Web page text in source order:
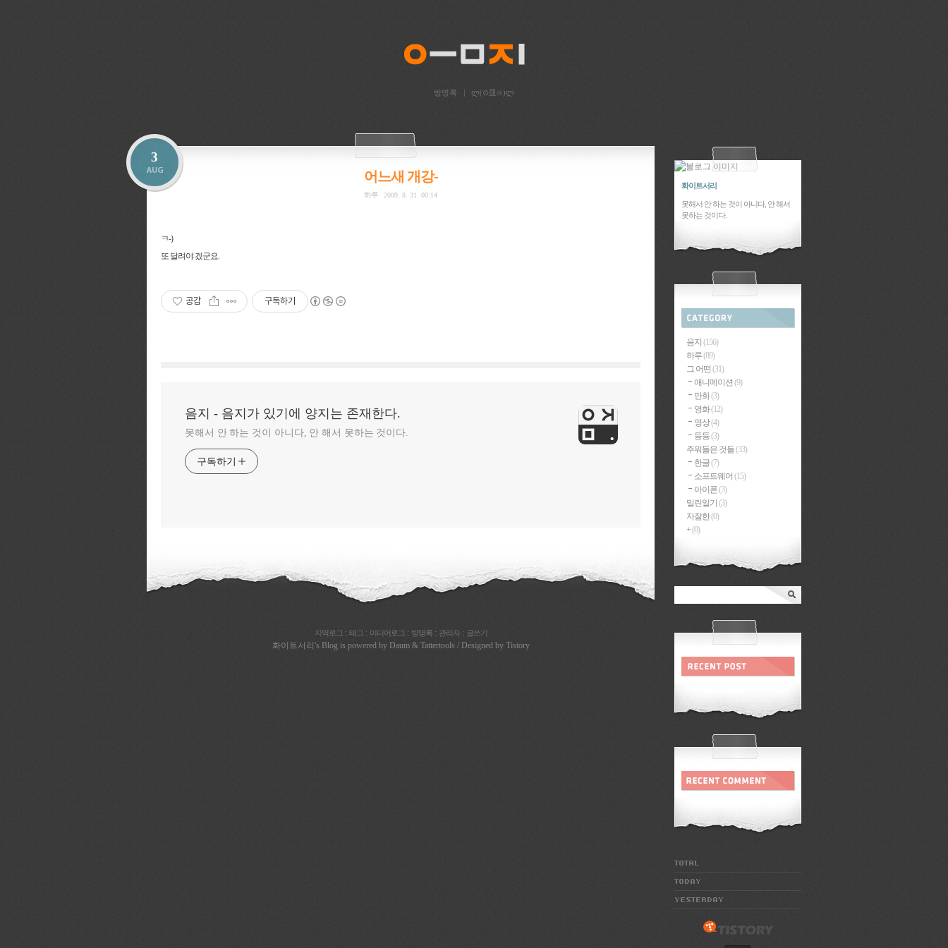
방명록 ლ(⊙皿⊙)ლ
3
어느새 개강-
하루 2009. 8. 31. 00:14
ㅋ-)
또 달려야 겠군요.
공감 구독하기
음지 - 음지가 있기에 양지는 존재한다.
못해서 안 하는 것이 아니다, 안 해서 못하는 것이다.
구독하기
지역로그: 태그: 미디어로그: 방명록: 관리자: 글쓰기
화이트서리 's Blog is powered by Daum& Tattertools / Designed by Tistory
화이트서리
못해서 안 하는 것이 아니다, 안 해서
못하는 것이다.
음지 (156)
하루(89)
그 어떤 (31)
애니메이션 (9)
만화(3)
영화(12)
영상(4)
등등(3)
주워들은 것들(33)
한글(7)
소프트웨어 (15)
아이폰(3)
밀린일기 (3)
자잘한(0)
+(0)